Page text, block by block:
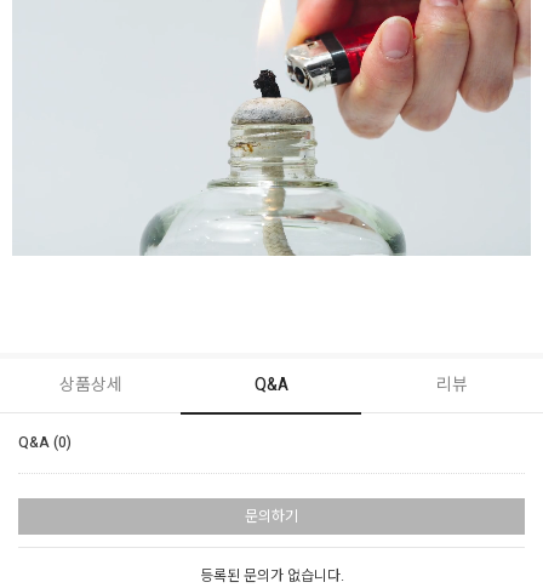
상품상세 Q&A 리뷰
Q&A (0)
문의하기
등록된 문의가 없습니다.